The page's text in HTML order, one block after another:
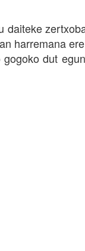
daiteke
harremana
dut